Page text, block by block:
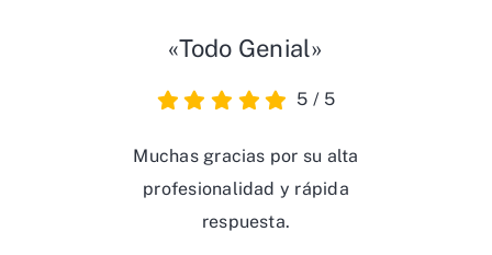
«Todo Genial»
5 / 5
Muchas gracias por su alta
profesionalidad y rápida
respuesta.